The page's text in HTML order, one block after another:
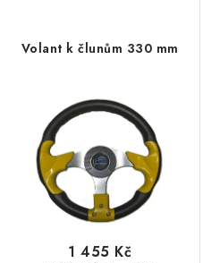
HLINÍKOVÉ ČLUNY
KAJAKY, KÁNOE A RAFTY
PLASTOVÉ LODĚ A ČLUNY
Volant k člunům 330 mm
1 455 Kč